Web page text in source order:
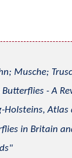
Musche;
- A
Holsteins,
in Britain